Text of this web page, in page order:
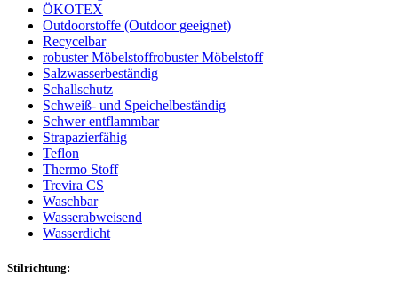
ÖKOTEX
Outdoorstoffe (Outdoor geeignet)
Recycelbar
robuster Möbelstoffrobuster Möbelstoff
Salzwasserbeständig
Schallschutz
Schweiß- und Speichelbeständig
Schwer entflammbar
Strapazierfähig
Teflon
Thermo Stoff
Trevira CS
Waschbar
Wasserabweisend
Wasserdicht
Stilrichtung: